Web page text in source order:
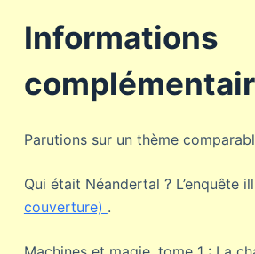
Informations
Parutions sur un thème
Qui était Néandertal ? L’enquête
couverture) .